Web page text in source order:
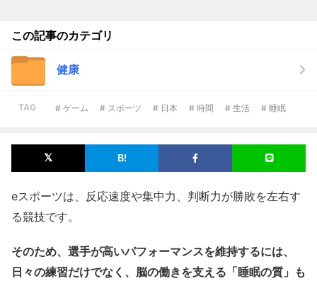
この記事のカテゴリ
健康
TAG # ゲーム # スポーツ # 日本 # 時間 # 生活 # 睡眠
eスポーツは、反応速度や集中力、判断力が勝敗を左右す
る競技です。
そのため、選手が高いパフォーマンスを維持するには、
日々の練習だけでなく、脳の働きを支える「睡眠の質」も